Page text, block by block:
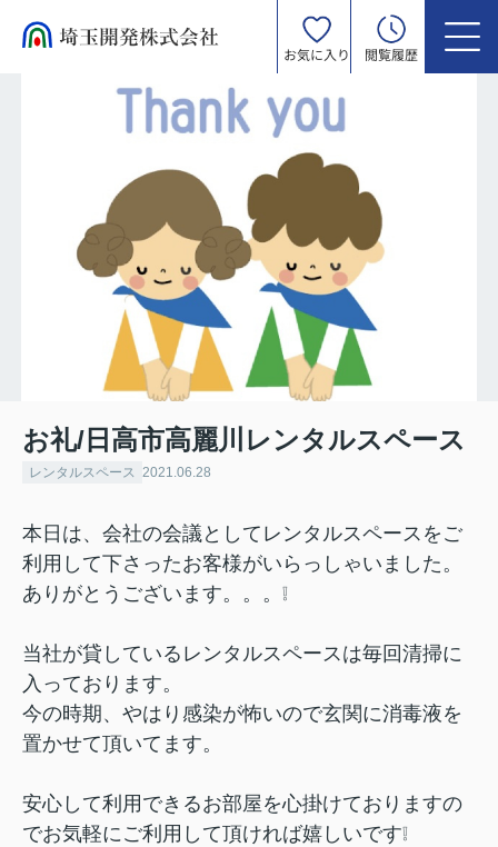
お気に入り 閲覧履歴
お礼/日高市高麗川レンタルスペース
レンタルスペース 2021.06.28
本日は、会社の会議としてレンタルスペースをご
利用して下さったお客様がいらっしゃいました。
ありがとうございます。。。❕
当社が貸しているレンタルスペースは毎回清掃に
入っております。
今の時期、やはり感染が怖いので玄関に消毒液を
置かせて頂いてます。
安心して利用できるお部屋を心掛けておりますの
でお気軽にご利用して頂ければ嬉しいです❕